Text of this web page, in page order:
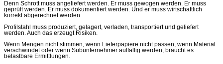
Denn Schrott muss angeliefert werden. Er muss gewogen werden. Er muss
geprüft werden. Er muss dokumentiert werden. Und er muss wirtschaftlich
korrekt abgerechnet werden.
Profilstahl muss produziert, gelagert, verladen, transportiert und geliefert
werden. Auch das erzeugt Risiken.
Wenn Mengen nicht stimmen, wenn Lieferpapiere nicht passen, wenn Material
verschwindet oder wenn Subunternehmer auffällig werden, braucht es
belastbare Ermittlungen.